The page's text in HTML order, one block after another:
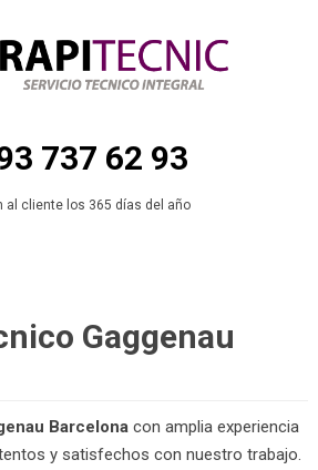
737 62 93
al cliente los 365 días del año
Gaggenau
Barcelonacon amplia experiencia
y satisfechos con nuestro trabajo.